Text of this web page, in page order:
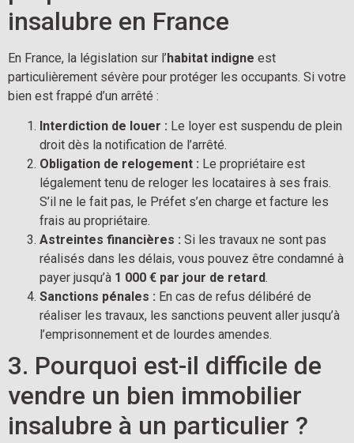
insalubre en France
En France, la législation sur l’habitat indigne est
particulièrement sévère pour protéger les occupants. Si votre
bien est frappé d’un arrêté :
Interdiction de louer : Le loyer est suspendu de plein
droit dès la notification de l’arrêté.
Obligation de relogement : Le propriétaire est
légalement tenu de reloger les locataires à ses frais.
S’il ne le fait pas, le Préfet s’en charge et facture les
frais au propriétaire.
Astreintes financières : Si les travaux ne sont pas
réalisés dans les délais, vous pouvez être condamné à
payer jusqu’à 1 000 € par jour de retard.
Sanctions pénales : En cas de refus délibéré de
réaliser les travaux, les sanctions peuvent aller jusqu’à
l’emprisonnement et de lourdes amendes.
3. Pourquoi est-il difficile de
vendre un bien immobilier
insalubre à un particulier ?